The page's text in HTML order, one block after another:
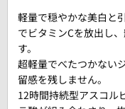
軽量で穏やかな美白と
でビタミンCを放出し
す。
超軽量でべたつかない
留感を残しません。
12時間持続型アスコル